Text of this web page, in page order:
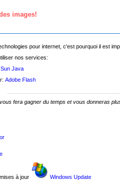
images!
pour internet, c'est pourquoi il est
nos services:
Sun Java
Adobe Flash
fera gagner du temps et vous donneras
à jour
Windows Update